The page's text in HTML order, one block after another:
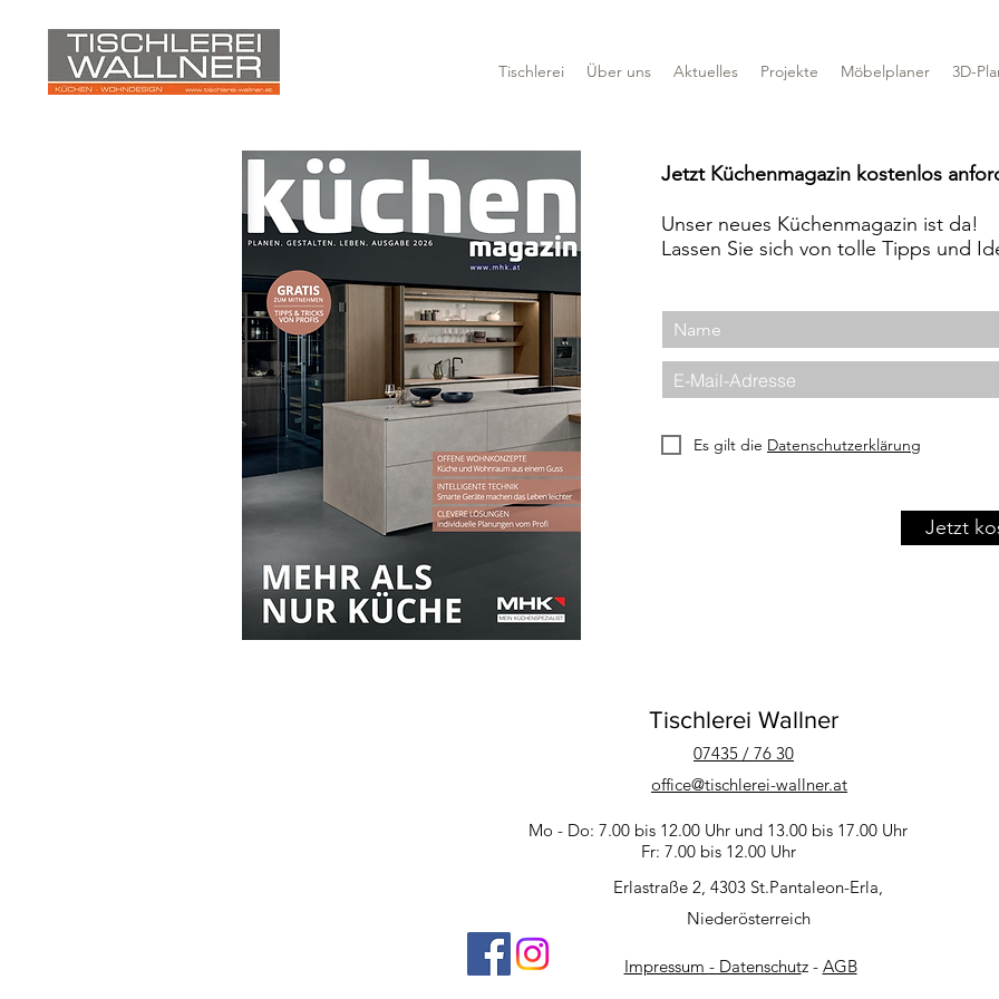
Tischlerei Über uns Aktuelles Projekte Möbelplaner 3D-
Jetzt Küchenmagazin kostenlos
Unser neues Küchenmagazin ist da!
Lassen Sie sich von tolle Tipps und
Es gilt die Datenschutzerklärung
Jetzt
Tischlerei Wallner
07435 / 76 30
office@tischlerei-wallner.at
Mo - Do: 7.00 bis 12.00 Uhr und 13.00 bis 17.00 Uhr
Fr: 7.00 bis 12.00 Uhr
Erlastraße 2, 4303 St.Pantaleon-Erla,
Niederösterreich
Impressum - Datenschutz - AGB